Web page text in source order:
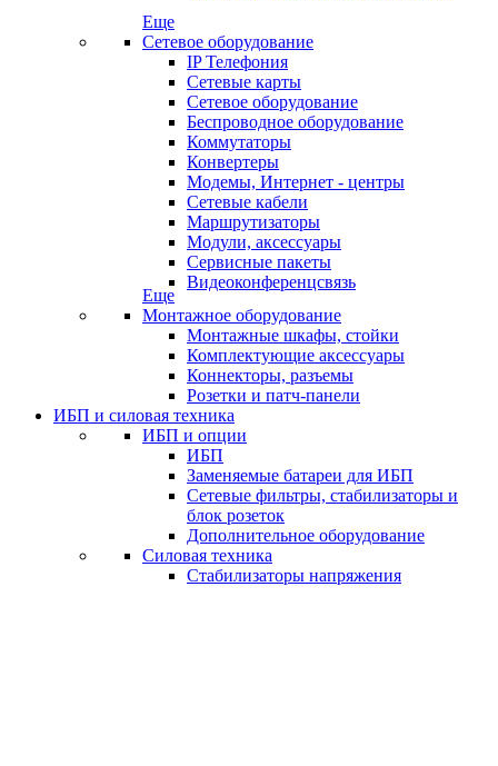
Еще
Сетевое оборудование
IP Телефония
Сетевые карты
Сетевое оборудование
Беспроводное оборудование
Коммутаторы
Конвертеры
Модемы, Интернет - центры
Сетевые кабели
Маршрутизаторы
Модули, аксессуары
Сервисные пакеты
Видеоконференцсвязь
Еще
Монтажное оборудование
Монтажные шкафы, стойки
Комплектующие аксессуары
Коннекторы, разъемы
Розетки и патч-панели
ИБП и силовая техника
ИБП и опции
ИБП
Заменяемые батареи для ИБП
Сетевые фильтры, стабилизаторы и
блок розеток
Дополнительное оборудование
Силовая техника
Стабилизаторы напряжения